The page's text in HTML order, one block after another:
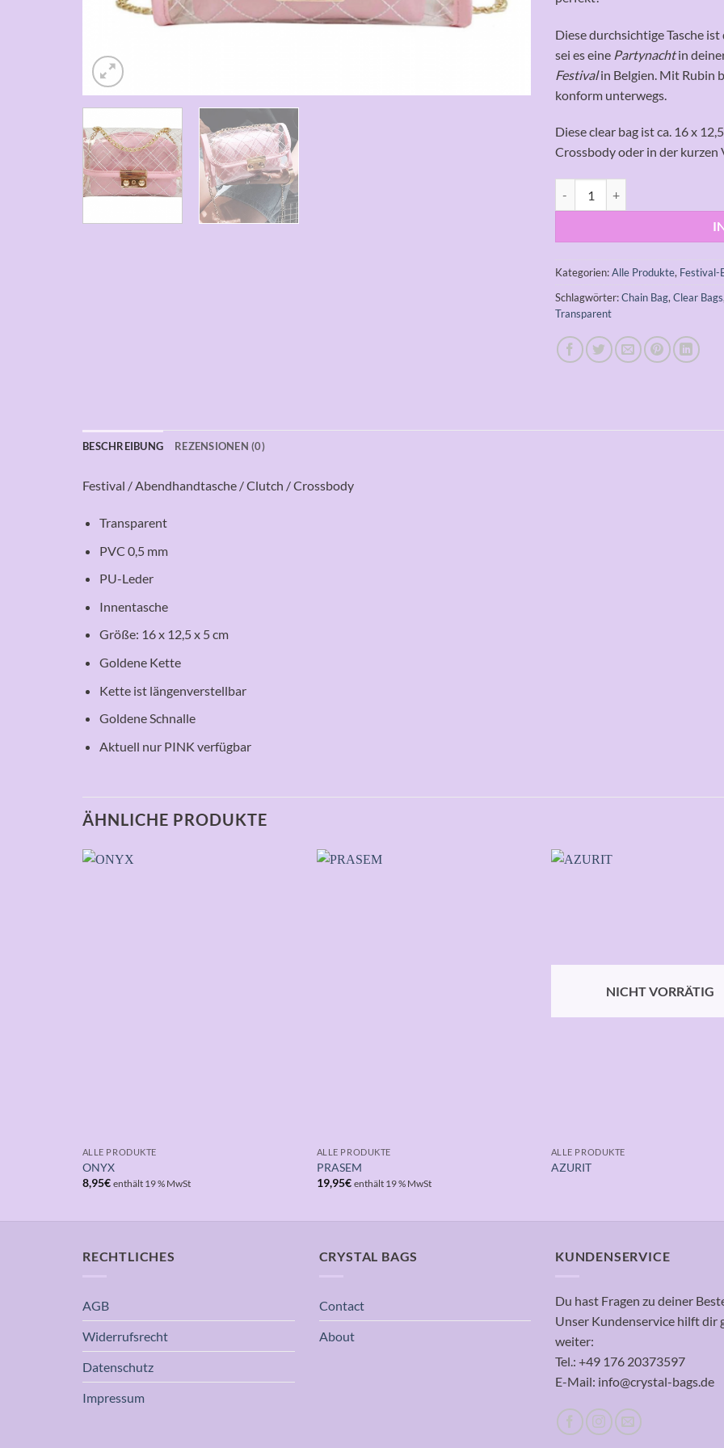
Diese durchsichtige Tasche
sei es eine Partynachtin
Festivalin Belgien. Mit Rubin
konform unterwegs.
Diese clear bag ist ca. 16 x
Crossbody oder in der kurzen
Kategorien:Alle Produkte, Festival-
Schlagwörter:Chain Bag, Clear Bags,
Transparent
BESCHREIBUNG REZENSIONEN (0)
Festival / Abendhandtasche / Clutch / Crossbody
Transparent
PVC 0,5 mm
PU-Leder
Innentasche
Größe: 16 x 12,5 x 5 cm
Goldene Kette
Kette ist längenverstellbar
Goldene Schnalle
Aktuell nur PINK verfügbar
ÄHNLICHE PRODUKTE
ALLE PRODUKTE
ONYX
8,95€ enthält 19 % MwSt
ALLE PRODUKTE
PRASEM
19,95€ enthält 19 % MwSt
NICHT VORRÄTIG
ALLE PRODUKTE
AZURIT
RECHTLICHES
AGB
Widerrufsrecht
Datenschutz
Impressum
CRYSTAL BAGS
Contact
About
KUNDENSERVICE
Du hast Fragen zu deiner
Unser Kundenservice hilft dir
weiter:
Tel.: +49 176 20373597
E-Mail: info@crystal-bags.de